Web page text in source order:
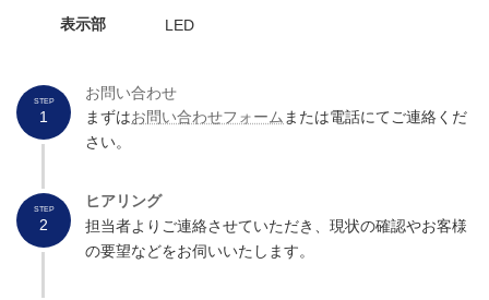
表示部
LED
お問い合わせ
まずはお問い合わせフォーム または電話にてご連絡くだ
さい。
STEP
1
ヒアリング
担当者よりご連絡させていただき、現状の確認やお客様
の要望などをお伺いいたします。
STEP
2